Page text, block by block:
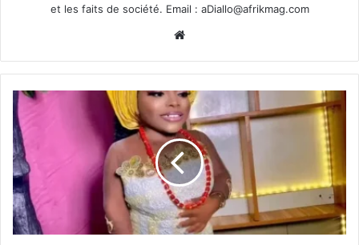
et les faits de société. Email : aDiallo@afrikmag.com